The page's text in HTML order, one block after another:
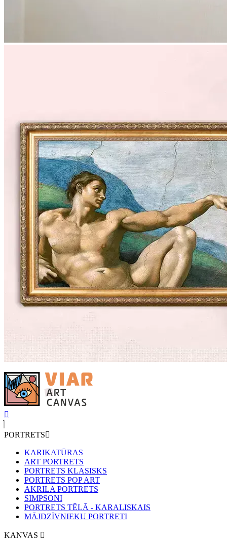
PORTRETS
KARIKATŪRAS
ART PORTRETS
PORTRETS KLASISKS
PORTRETS POP ART
AKRILA PORTRETS
SIMPSONI
PORTRETS TĒLĀ - KARALISKAIS
MĀJDZĪVNIEKU PORTRETI
KANVAS